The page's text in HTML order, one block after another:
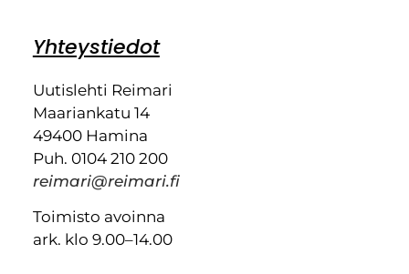
Yhteystiedot
Uutislehti Reimari
Maariankatu 14
49400 Hamina
Puh. 0104 210 200
reimari@reimari.fi
Toimisto avoinna
ark. klo 9.00–14.00